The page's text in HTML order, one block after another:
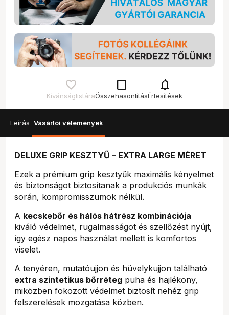
Kívánságlistára
check_box_outline_blank
Összehasonlítás
notifications
Értesítések
Leírás Vásárlói vélemények
DELUXE GRIP KESZTYŰ – EXTRA LARGE MÉRET
Ezek a prémium grip kesztyűk maximális kényelmet
és biztonságot biztosítanak a produkciós munkák
során, kompromisszumok nélkül.
A kecskebőr és hálós hátrész kombinációja
kiváló védelmet, rugalmasságot és szellőzést nyújt,
így egész napos használat mellett is komfortos
viselet.
A tenyéren, mutatóujjon és hüvelykujjon található
extra szintetikus bőrréteg puha és hajlékony,
miközben fokozott védelmet biztosít nehéz grip
felszerelések mozgatása közben.